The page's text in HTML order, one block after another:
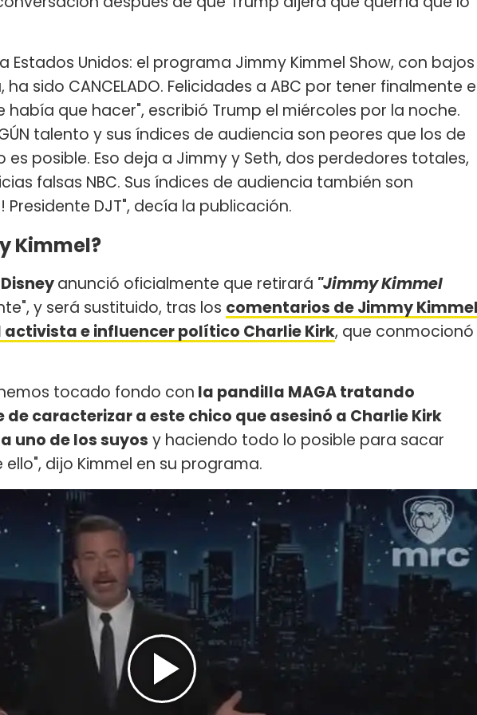
Estados Unidos: el programa Jimmy Kimmel Show, con bajos
sido CANCELADO. Felicidades a ABC por tener finalmente
había que hacer", escribió Trump el miércoles por la noche.
talento y sus índices de audiencia son peores que los de
es posible. Eso deja a Jimmy y Seth, dos perdedores totales,
falsas NBC. Sus índices de audiencia también son
Presidente DJT", decía la publicación.
Kimmel?
Disneyanunció oficialmente que retirará "Jimmy Kimmel
y será sustituido, tras los comentarios de Jimmy
activista e influencer político Charlie Kirk, que conmocionó
tocado fondo con la pandilla MAGA tratando
caracterizar a este chico que asesinó a Charlie Kirk
uno de los suyos y haciendo todo lo posible para sacar
dijo Kimmel en su programa.